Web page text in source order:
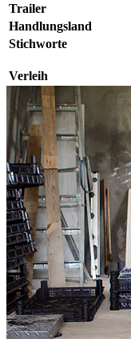
Trailer
Handlungsland
Stichworte
Verleih